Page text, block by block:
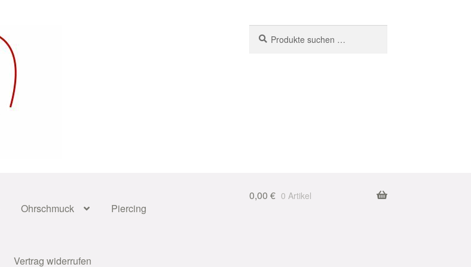
nach:
Ohrschmuck Piercing
Vertrag widerrufen
0,00 € 0 Artikel